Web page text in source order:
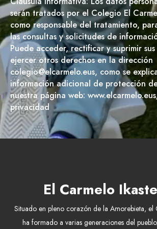
serán tratados por el Colegio El
como responsable del tratamiento,
las consultas y solicitudes de
Puede acceder, rectificar y suprimir
ejercer otros derechos en la dirección
colegio@elcarmelo.eus, como se
información adicional de protección
nuestra página web:
privacidad
El Carmelo
Situado en pleno corazón de la Amorebieta, el
ha formado a varias generaciones del